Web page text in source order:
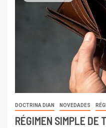
DOCTRINA DIAN NOVEDADES
RÉGIMEN SIMPLE DE